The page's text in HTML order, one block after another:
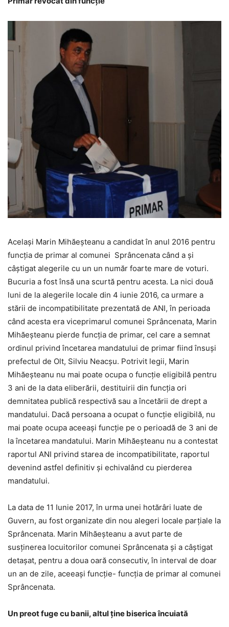
Același Marin Mihăeșteanu a candidat în anul 2016 pentru
funcția de primar al comunei Sprâncenata când a și
câștigat alegerile cu un un număr foarte mare de voturi.
Bucuria a fost însă una scurtă pentru acesta. La nici două
luni de la alegerile locale din 4 iunie 2016, ca urmare a
stării de incompatibilitate prezentată de ANI, în perioada
când acesta era viceprimarul comunei Sprâncenata, Marin
Mihăeșteanu pierde funcția de primar, cel care a semnat
ordinul privind încetarea mandatului de primar fiind însuși
prefectul de Olt, Silviu Neacșu. Potrivit legii, Marin
Mihăeșteanu nu mai poate ocupa o funcţie eligibilă pentru
3 ani de la data eliberării, destituirii din funcţia ori
demnitatea publică respectivă sau a încetării de drept a
mandatului. Dacă persoana a ocupat o funcţie eligibilă, nu
mai poate ocupa aceeaşi funcţie pe o perioadă de 3 ani de
la încetarea mandatului. Marin Mihăeşteanu nu a contestat
raportul ANI privind starea de incompatibilitate, raportul
devenind astfel definitiv şi echivalând cu pierderea
mandatului.
La data de 11 Iunie 2017, în urma unei hotărâri luate de
Guvern, au fost organizate din nou alegeri locale parțiale la
Sprâncenata. Marin Mihăeșteanu a avut parte de
susținerea locuitorilor comunei Sprâncenata și a câștigat
detașat, pentru a doua oară consecutiv, în interval de doar
un an de zile, aceeași funcție- funcția de primar al comunei
Sprâncenata.
Un preot fuge cu banii, altul ține biserica încuiată